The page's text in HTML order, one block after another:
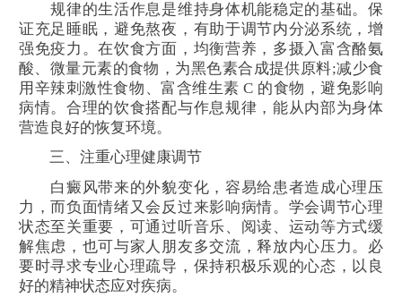
规律的生活作息是维持身体机能稳定的基础。保
证充足睡眠，避免熬夜，有助于调节内分泌系统，增
强免疫力。在饮食方面，均衡营养，多摄入富含酪氨
酸、微量元素的食物，为黑色素合成提供原料;减少食
用辛辣刺激性食物、富含维生素 C 的食物，避免影响
病情。合理的饮食搭配与作息规律，能从内部为身体
营造良好的恢复环境。
三、注重心理健康调节
白癜风带来的外貌变化，容易给患者造成心理压
力，而负面情绪又会反过来影响病情。学会调节心理
状态至关重要，可通过听音乐、阅读、运动等方式缓
解焦虑，也可与家人朋友多交流，释放内心压力。必
要时寻求专业心理疏导，保持积极乐观的心态，以良
好的精神状态应对疾病。